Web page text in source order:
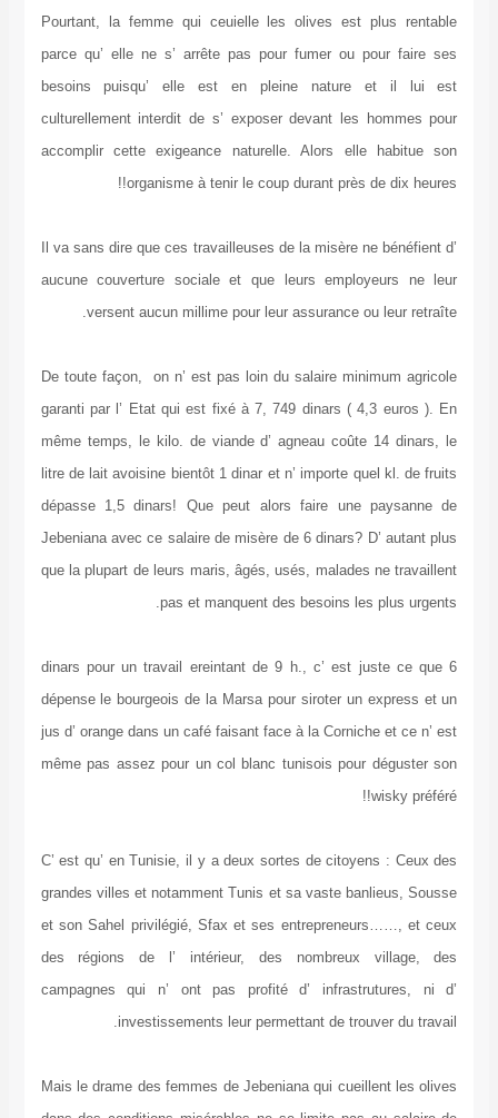
Pourtant, la femme qui ceuielle les olives est plus rentable
parce qu’ elle ne s’ arrête pas pour fumer ou pour faire ses
besoins puisqu’ elle est en pleine nature et il lui est
culturellement interdit de s’ exposer devant les hommes pour
accomplir cette exigeance naturelle. Alors elle habitue son
organisme à tenir le coup durant près de dix heures!!
Il va sans dire que ces travailleuses de la misère ne bénéfient d’
aucune couverture sociale et que leurs employeurs ne leur
versent aucun millime pour leur assurance ou leur retraîte.
De toute façon, on n’ est pas loin du salaire minimum agricole
garanti par l’ Etat qui est fixé à 7, 749 dinars ( 4,3 euros ). En
même temps, le kilo. de viande d’ agneau coûte 14 dinars, le
litre de lait avoisine bientôt 1 dinar et n’ importe quel kl. de fruits
dépasse 1,5 dinars! Que peut alors faire une paysanne de
Jebeniana avec ce salaire de misère de 6 dinars? D’ autant plus
que la plupart de leurs maris, âgés, usés, malades ne travaillent
pas et manquent des besoins les plus urgents.
6 dinars pour un travail ereintant de 9 h., c’ est juste ce que
dépense le bourgeois de la Marsa pour siroter un express et un
jus d’ orange dans un café faisant face à la Corniche et ce n’ est
même pas assez pour un col blanc tunisois pour déguster son
wisky préféré!!
C’ est qu’ en Tunisie, il y a deux sortes de citoyens : Ceux des
grandes villes et notamment Tunis et sa vaste banlieus, Sousse
et son Sahel privilégié, Sfax et ses entrepreneurs……, et ceux
des régions de l’ intérieur, des nombreux village, des
campagnes qui n’ ont pas profité d’ infrastrutures, ni d’
investissements leur permettant de trouver du travail.
Mais le drame des femmes de Jebeniana qui cueillent les olives